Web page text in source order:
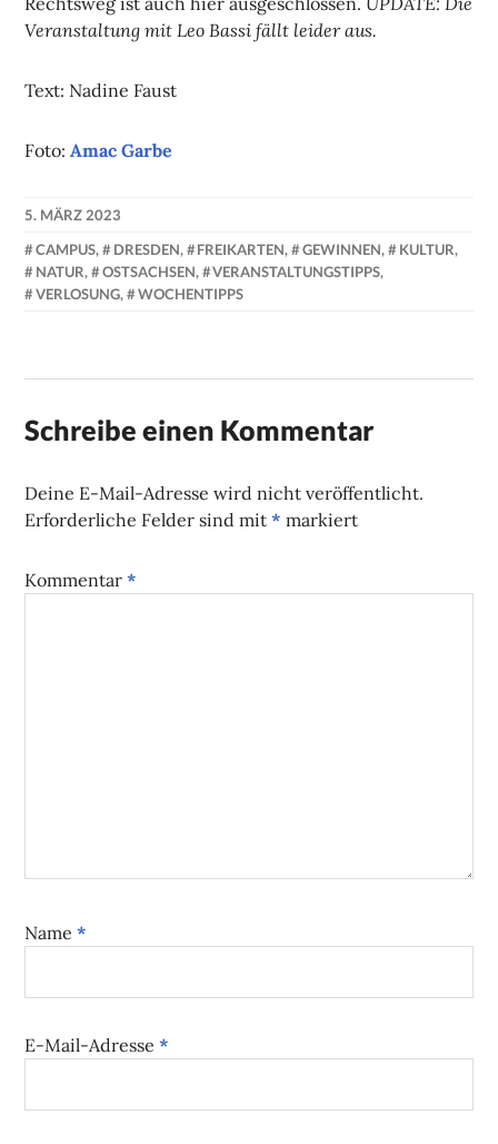
Veranstaltung mit Leo Bassi fällt leider aus.
Text: Nadine Faust
Foto:Amac Garbe
5. MÄRZ 2023
NADINE
FAUST
CAMPUS, DRESDEN, FREIKARTEN, GEWINNEN, KULTUR,
NATUR, OSTSACHSEN, VERANSTALTUNGSTIPPS,
VERLOSUNG, WOCHENTIPPS
Schreibe einen Kommentar
Deine E-Mail-Adresse wird nicht veröffentlicht.
Erforderliche Felder sind mit* markiert
Kommentar*
Name*
E-Mail-Adresse*